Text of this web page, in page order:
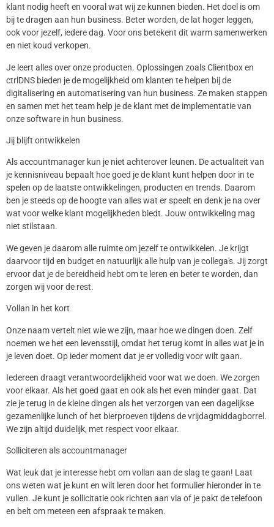
klant nodig heeft en vooral wat wij ze kunnen bieden. Het doel is om
bij te dragen aan hun business. Beter worden, de lat hoger leggen,
ook voor jezelf, iedere dag. Voor ons betekent dit warm samenwerken
en niet koud verkopen.
Je leert alles over onze producten. Oplossingen zoals Clientbox en
ctrlDNS bieden je de mogelijkheid om klanten te helpen bij de
digitalisering en automatisering van hun business. Ze maken stappen
en samen met het team help je de klant met de implementatie van
onze software in hun business.
Jij blijft ontwikkelen
Als accountmanager kun je niet achterover leunen. De actualiteit van
je kennisniveau bepaalt hoe goed je de klant kunt helpen door in te
spelen op de laatste ontwikkelingen, producten en trends. Daarom
ben je steeds op de hoogte van alles wat er speelt en denk je na over
wat voor welke klant mogelijkheden biedt. Jouw ontwikkeling mag
niet stilstaan.
We geven je daarom alle ruimte om jezelf te ontwikkelen. Je krijgt
daarvoor tijd en budget en natuurlijk alle hulp van je collega's. Jij zorgt
ervoor dat je de bereidheid hebt om te leren en beter te worden, dan
zorgen wij voor de rest.
Vollan in het kort
Onze naam vertelt niet wie we zijn, maar hoe we dingen doen. Zelf
noemen we het een levensstijl, omdat het terug komt in alles wat je in
je leven doet. Op ieder moment dat je er volledig voor wilt gaan.
Iedereen draagt verantwoordelijkheid voor wat we doen. We zorgen
voor elkaar. Als het goed gaat en ook als het even minder gaat. Dat
zie je terug in de kleine dingen als het verzorgen van een dagelijkse
gezamenlijke lunch of het bierproeven tijdens de vrijdagmiddagborrel.
We zijn altijd duidelijk, met respect voor elkaar.
Solliciteren als accountmanager
Wat leuk dat je interesse hebt om vollan aan de slag te gaan! Laat
ons weten wat je kunt en wilt leren door het formulier hieronder in te
vullen. Je kunt je sollicitatie ook richten aan via of je pakt de telefoon
en belt om meteen een afspraak te maken.